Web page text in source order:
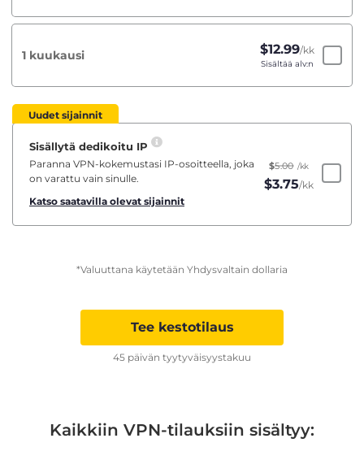
1 kuukausi $12.99/kk
Sisältää alv:n
Uudet sijainnit
Sisällytä dedikoitu IP
Paranna VPN-kokemustasi IP-osoitteella, joka
on varattu vain sinulle.
Katso saatavilla olevat sijainnit
$5.00 /kk
$3.75/kk
*Valuuttana käytetään Yhdysvaltain dollaria
Tee kestotilaus
45 päivän tyytyväisyystakuu
Kaikkiin VPN-tilauksiin sisältyy: